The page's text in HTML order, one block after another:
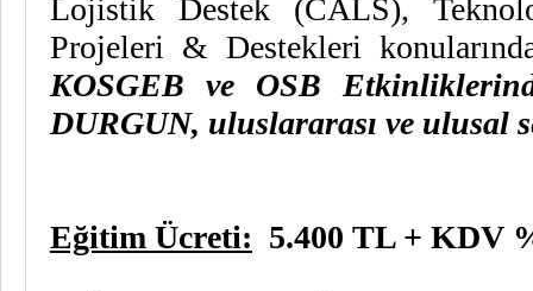
Lojistik Destek (CALS),
Projeleri & Destekleri
KOSGEB ve OSB
DURGUN, uluslararası ve ulusal
Eğitim Ücreti: 5.400 TL + KDV